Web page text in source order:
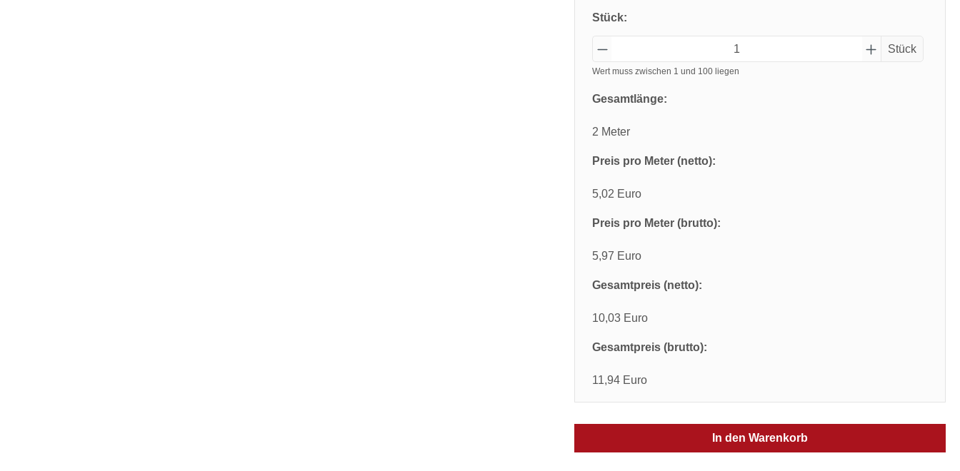
Stück:
Stück
Wert muss zwischen 1 und 100 liegen
Gesamtlänge:
2 Meter
Preis pro Meter (netto):
5,02 Euro
Preis pro Meter (brutto):
5,97 Euro
Gesamtpreis (netto):
10,03 Euro
Gesamtpreis (brutto):
11,94 Euro
In den Warenkorb